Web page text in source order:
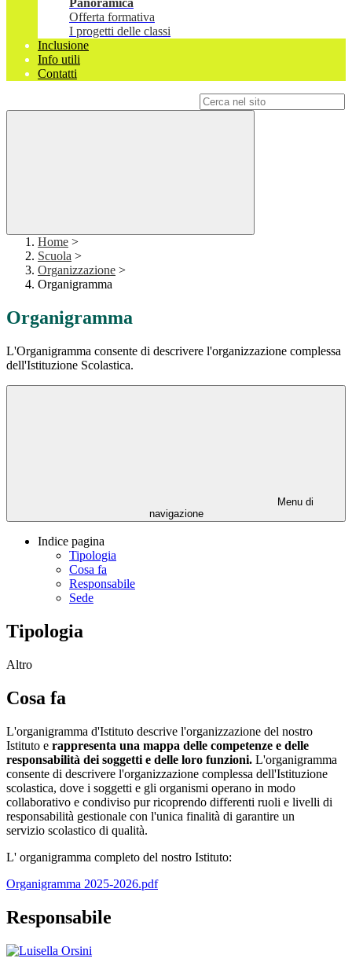
Panoramica
Offerta formativa
I progetti delle classi
Inclusione
Info utili
Contatti
Home >
Scuola >
Organizzazione >
Organigramma
Organigramma
L'Organigramma consente di descrivere l'organizzazione complessa
dell'Istituzione Scolastica.
Menu di
navigazione
Indice pagina
Tipologia
Cosa fa
Responsabile
Sede
Tipologia
Altro
Cosa fa
L'organigramma d'Istituto descrive l'organizzazione del nostro
Istituto e rappresenta una mappa delle competenze e delle
responsabilità dei soggetti e delle loro funzioni. L'organigramma
consente di descrivere l'organizzazione complessa dell'Istituzione
scolastica, dove i soggetti e gli organismi operano in modo
collaborativo e condiviso pur ricoprendo differenti ruoli e livelli di
responsabilità gestionale con l'unica finalità di garantire un
servizio scolastico di qualità.
L' organigramma completo del nostro Istituto:
Organigramma 2025-2026.pdf
Responsabile